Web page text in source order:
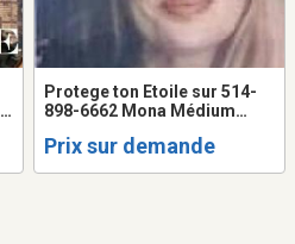
Protege ton Etoile sur 514-
898-6662 Mona Médium
Prix sur demande